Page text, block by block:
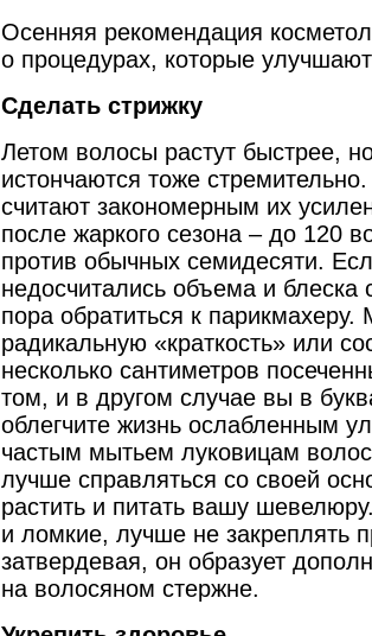
Осенняя рекомендация
о процедурах, которые
Сделать стрижку
Летом волосы растут быстрее,
истончаются тоже
считают закономерным их
после жаркого сезона – до 120
против обычных семидесяти.
недосчитались объема и блеска
пора обратиться к
радикальную «краткость» или
несколько сантиметров
том, и в другом случае вы в
облегчите жизнь ослабленным
частым мытьем луковицам
лучше справляться со своей
растить и питать вашу
и ломкие, лучше не закреплять
затвердевая, он образует
на волосяном стержне.